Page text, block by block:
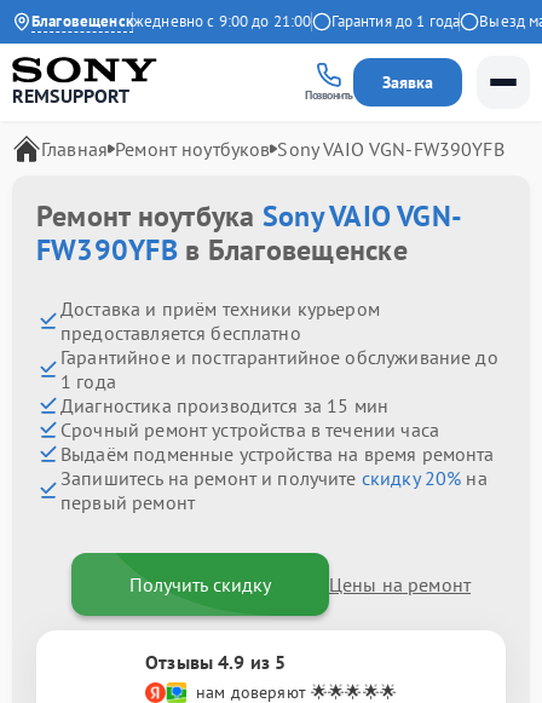
Благовещенск
на Яндекс Ежедневно с 9:00 до 21:00 Гарантия до 1 года Выезд
REMSUPPORT Позвонить
Заявка
Главная Ремонт ноутбуков Sony VAIO VGN-FW390YFB
Ремонт ноутбука Sony VAIO VGN-
FW390YFBв Благовещенске
Доставка и приём техники курьером
предоставляется бесплатно
Гарантийное и постгарантийное обслуживание до
1 года
Диагностика производится за 15 мин
Срочный ремонт устройства в течении часа
Выдаём подменные устройства на время ремонта
Запишитесь на ремонт и получите скидку 20% на
первый ремонт
Получить скидку Цены на ремонт
Отзывы 4.9 из 5
нам доверяют 🌟🌟🌟🌟🌟